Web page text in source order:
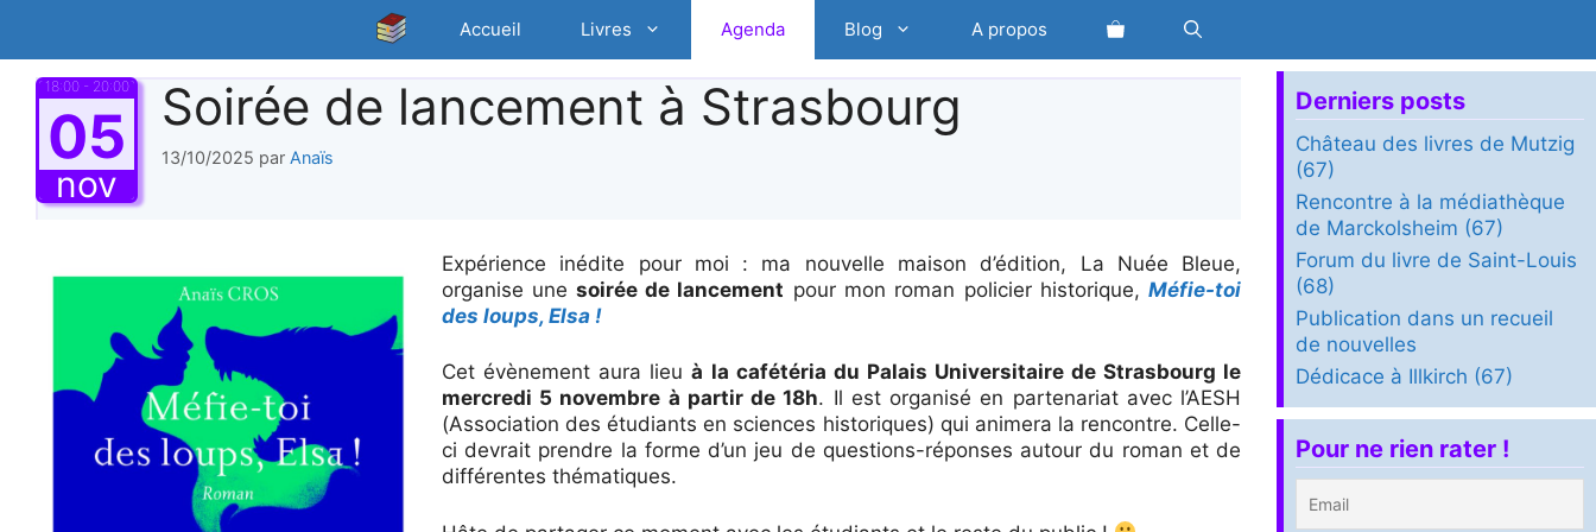
contenu
Accueil Livres Agenda Blog A propos
18:00 - 20:00
05
nov
Soirée de lancement à Strasbourg
13/10/2025 par Anaïs
Expérience inédite pour moi : ma nouvelle maison d’édition, La Nuée Bleue,
organise une soirée de lancement pour mon roman policier historique,Méfie-toi
des loups, Elsa !
Cet évènement aura lieuà la cafétéria du Palais Universitaire de Strasbourg le
mercredi 5 novembre à partir de 18h. Il est organisé en partenariat avec l’AESH
(Association des étudiants en sciences historiques) qui animera la rencontre. Celle-
ci devrait prendre la forme d’un jeu de questions-réponses autour du roman et de
différentes thématiques.
Derniers posts
Château des livres de Mutzig
(67)
Rencontre à la médiathèque
de Marckolsheim (67)
Forum du livre de Saint-Louis
(68)
Publication dans un recueil
de nouvelles
Dédicace à Illkirch (67)
Pour ne rien rater !